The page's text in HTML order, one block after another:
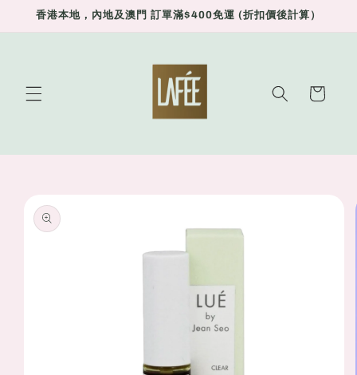
Skip to
香港本地，內地及澳門 訂單滿$400免運 (折扣價後計算）
Cart
product
information